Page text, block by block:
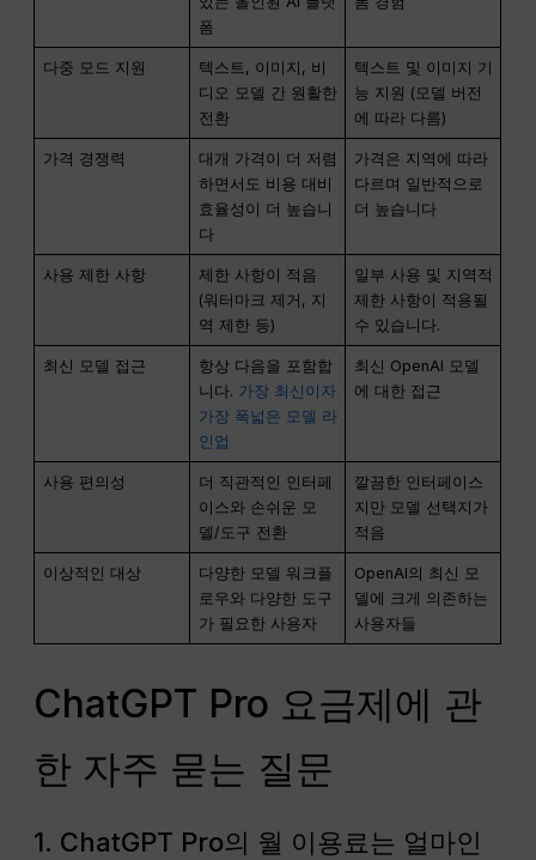
폼
다중 모드 지원
텍스트, 이미지, 비
디오 모델 간 원활한
전환
텍스트 및 이미지 기
능 지원 (모델 버전
에 따라 다름)
가격 경쟁력
대개 가격이 더 저렴
하면서도 비용 대비
효율성이 더 높습니
다
가격은 지역에 따라
다르며 일반적으로
더 높습니다
사용 제한 사항
제한 사항이 적음
(워터마크 제거, 지
역 제한 등)
일부 사용 및 지역적
제한 사항이 적용될
수 있습니다.
최신 모델 접근
항상 다음을 포함합
니다. 가장 최신이자
가장 폭넓은 모델 라
인업
최신 OpenAI 모델
에 대한 접근
사용 편의성
더 직관적인 인터페
이스와 손쉬운 모
델/도구 전환
깔끔한 인터페이스
지만 모델 선택지가
적음
이상적인 대상
다양한 모델 워크플
로우와 다양한 도구
가 필요한 사용자
OpenAI의 최신 모
델에 크게 의존하는
사용자들
ChatGPT Pro 요금제에 관
한 자주 묻는 질문
1. ChatGPT Pro의 월 이용료는 얼마인